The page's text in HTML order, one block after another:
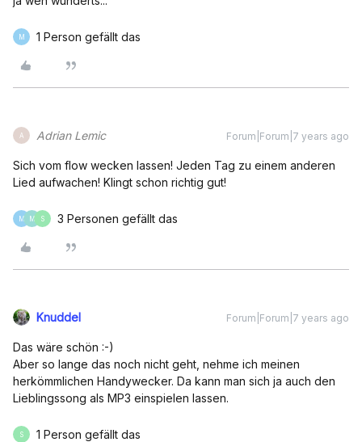
M 1 Person gefällt das
A Adrian Lemic Forum|Forum|7 years ago
Sich vom flow wecken lassen! Jeden Tag zu einem anderen
Lied aufwachen! Klingt schon richtig gut!
M M S 3 Personen gefällt das
Knuddel Forum|Forum|7 years ago
Das wäre schön :-)
Aber so lange das noch nicht geht, nehme ich meinen
herkömmlichen Handywecker. Da kann man sich ja auch den
Lieblingssong als MP3 einspielen lassen.
S 1 Person gefällt das